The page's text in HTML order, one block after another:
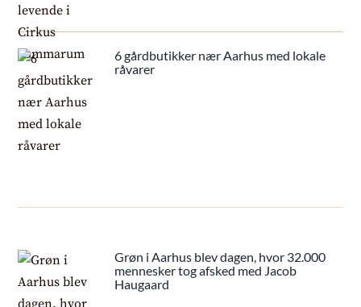
6 gårdbutikker nær Aarhus med lokale
råvarer
Grøn i Aarhus blev dagen, hvor 32.000
mennesker tog afsked med Jacob
Haugaard